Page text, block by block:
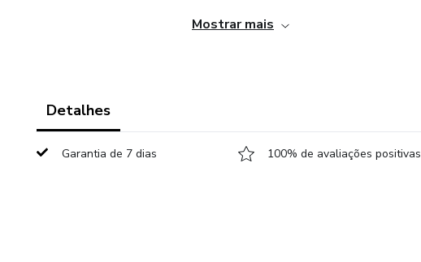
Epidemiologia
Notificação Compulsória
Mostrar mais
Detalhes
Garantia de 7 dias 100% de avaliações positivas